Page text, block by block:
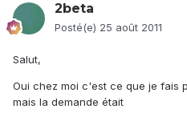
2beta
Posté(e) 25 août 2011
Salut,
Oui chez moi c'est ce que je fais
mais la demande était